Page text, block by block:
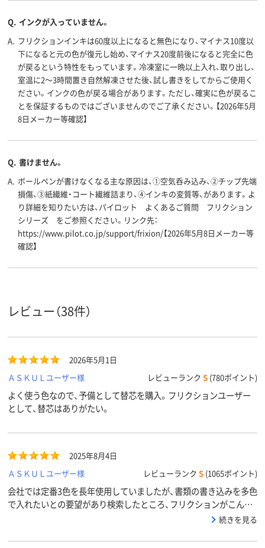
Q. インクが入っていません。
A. フリクションインキは60度以上になると無色になり、マイナス10度以
下になると元の色が復元し始め、マイナス20度前後になると完全に色
が戻るという特性をもっています。冷凍室に一晩以上入れ、取り出し、
室温に2～3時間置き自然解凍させた後、試し書きをしてからご使用く
ださい。インクの色が戻る場合があります。ただし、確実に色が戻るこ
とを保証するものではございませんのでご了承ください。【2026年5月
8日メーカー等確認】
Q. 書けません。
A. ボールペンが書けなくなる主な原因は、①空気呑み込み、②チップ先端
損傷、③紙繊維・コート繊維詰まり、④インキの変質等、があります。よ
り詳細を知りたい方は、パイロット よくあるご質問 フリクション
シリーズ をご参照ください。リンク先：
https://www.pilot.co.jp/support/frixion/【2026年5月8日メーカー等
確認】
レビュー（38件）
2026年5月1日
ＡＳＫＵＬユーザー様
レビューランク S (780ポイント)
よく使う色なので、予備として替芯を購入。フリクションユーザー
として、替芯はありがたい。
2025年8月4日
ＡＳＫＵＬユーザー様
レビューランク S (1065ポイント)
会社では定番3色を長年使用していましたが、書類の書き込みを多色
で入れたいとの要望があり検索したところ、フリクションがこんな
にカラーバリエーション豊富だと知りました。他の色も同時に頼み
続きを見る